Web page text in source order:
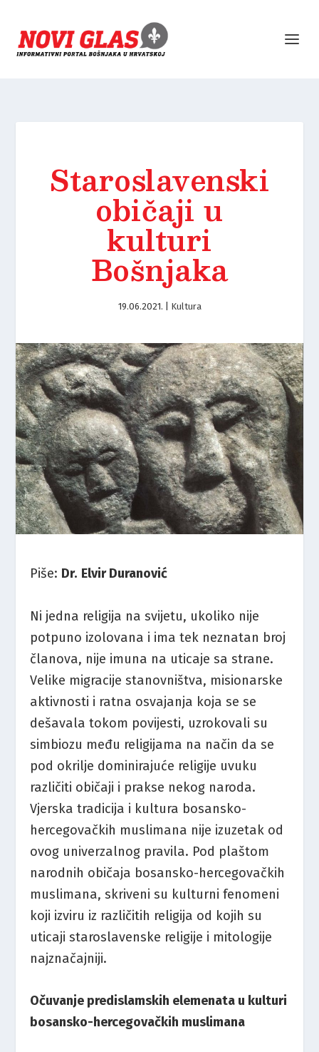
Staroslavenski
običaji u
kulturi
Bošnjaka
19.06.2021. Kultura
Piše: Dr. Elvir Duranović
Ni jedna religija na svijetu, ukoliko nije
potpuno izolovana i ima tek neznatan broj
članova, nije imuna na uticaje sa strane.
Velike migracije stanovništva, misionarske
aktivnosti i ratna osvajanja koja se se
dešavala tokom povijesti, uzrokovali su
simbiozu među religijama na način da se
pod okrilje dominirajuće religije uvuku
različiti običaji i prakse nekog naroda.
Vjerska tradicija i kultura bosansko-
hercegovačkih muslimana nije izuzetak od
ovog univerzalnog pravila. Pod plaštom
narodnih običaja bosansko-hercegovačkih
muslimana, skriveni su kulturni fenomeni
koji izviru iz različitih religija od kojih su
uticaji staroslavenske religije i mitologije
najznačajniji.
Očuvanje predislamskih elemenata u kulturi
bosansko-hercegovačkih muslimana